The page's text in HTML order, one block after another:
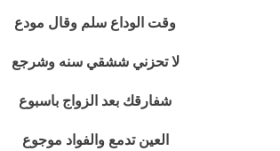
وقت الوداع سلم وقال مودع
لا تحزني ششقي سنه وشرجع
شفارقك بعد الزواج باسبوع
العين تدمع والفواد موجوع